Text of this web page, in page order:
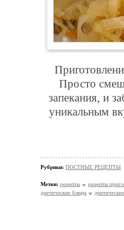
Просто
запекания, и
уникальным
Рубрики: ПОСТНЫЕ РЕЦЕПТЫ
Метки: рецепты
рецепты
диетические блюда